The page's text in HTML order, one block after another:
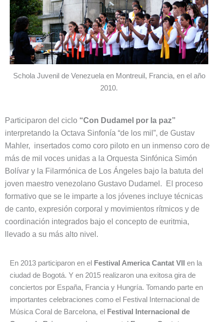
Schola Juvenil de Venezuela en Montreuil, Francia, en el año
2010.
Participaron del ciclo “Con Dudamel por la paz”
interpretando la Octava Sinfonía “de los mil”, de Gustav
Mahler, insertados como coro piloto en un inmenso coro de
más de mil voces unidas a la Orquesta Sinfónica Simón
Bolívar y la Filarmónica de Los Ángeles bajo la batuta del
joven maestro venezolano Gustavo Dudamel. El proceso
formativo que se le imparte a los jóvenes incluye técnicas
de canto, expresión corporal y movimientos rítmicos y de
coordinación integrados bajo el concepto de euritmia,
llevado a su más alto nivel.
En 2013 participaron en el Festival America Cantat VII
en la
ciudad de Bogotá. Y en 2015 realizaron una exitosa gira de
conciertos por España, Francia y Hungría. Tomando parte en
importantes celebraciones como el Festival Internacional de
Música Coral de Barcelona, el
Festival Internacional de